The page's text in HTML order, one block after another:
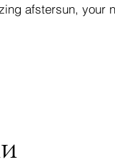
afstersun, your